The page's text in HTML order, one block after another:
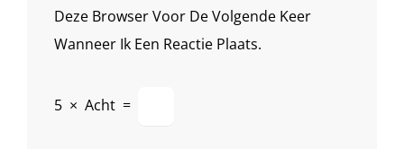
Deze Browser Voor De Volgende Keer
Wanneer Ik Een Reactie Plaats.
5 × Acht =